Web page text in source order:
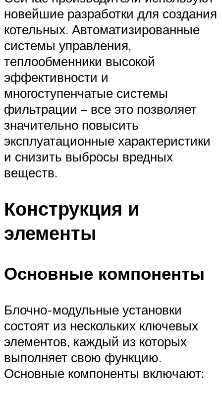
новейшие разработки для создания
котельных. Автоматизированные
системы управления,
теплообменники высокой
эффективности и
многоступенчатые системы
фильтрации – все это позволяет
значительно повысить
эксплуатационные характеристики
и снизить выбросы вредных
веществ.
Конструкция и
элементы
Основные компоненты
Блочно-модульные установки
состоят из нескольких ключевых
элементов, каждый из которых
выполняет свою функцию.
Основные компоненты включают: